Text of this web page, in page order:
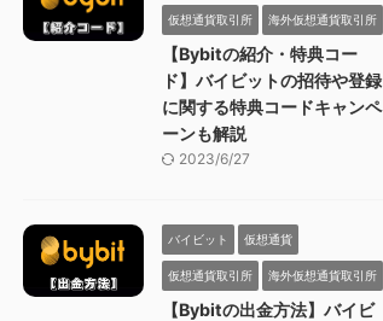
仮想通貨取引所 海外仮想通貨取引所
【Bybitの紹介・特典コー
ド】バイビットの招待や登録
に関する特典コードキャンペ
ーンも解説
2023/6/27
バイビット 仮想通貨
仮想通貨取引所 海外仮想通貨取引所
【Bybitの出金方法】バイビ